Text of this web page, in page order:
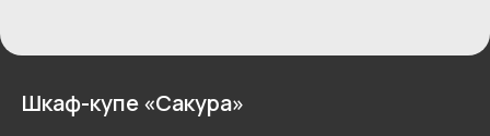
Шкаф-купе «Сакура»